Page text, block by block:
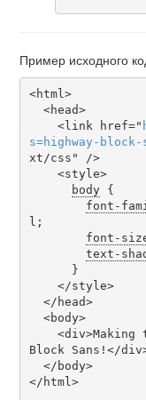
Пример исходного
<html>
    <link href="
s=highway-block-
xt/css" />
body {
font-
l;
font-
text-
Block Sans!</
</html>